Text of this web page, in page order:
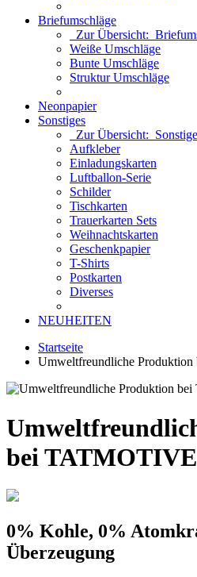
Briefumschläge
Zur Übersicht:
Weiße Umschläge
Bunte Umschläge
Struktur Umschläge
Neonpapier
Sonstiges
Zur Übersicht:
Aufkleber
Einladungskarten
Luftballon-Serie
Schilder
Tischkarten
Trauerkarten Sets
Weihnachtskarten
Geschenkpapier
T-Shirts
Postkarten
Diverses
NEUHEITEN
Startseite
Umweltfreundliche
bei TATMOTIVE
0% Kohle, 0%
Überzeugung